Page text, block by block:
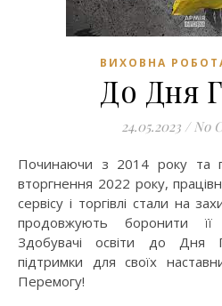
ВИХОВНА
До Дня
24.05.2023 / No
Починаючи з 2014 року та після повномасштабного
вторгнення 2022 року,
сервісу і торгівлі стали на
продовжують боронити її
Здобувачі освіти до Дня
підтримки для своїх
Перемогу!